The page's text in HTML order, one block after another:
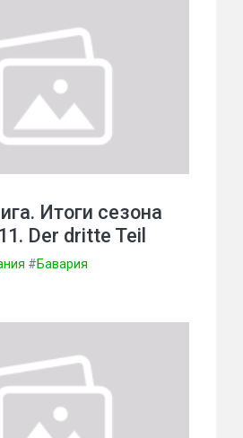
Итоги сезона
Der dritte Teil
#Бавария